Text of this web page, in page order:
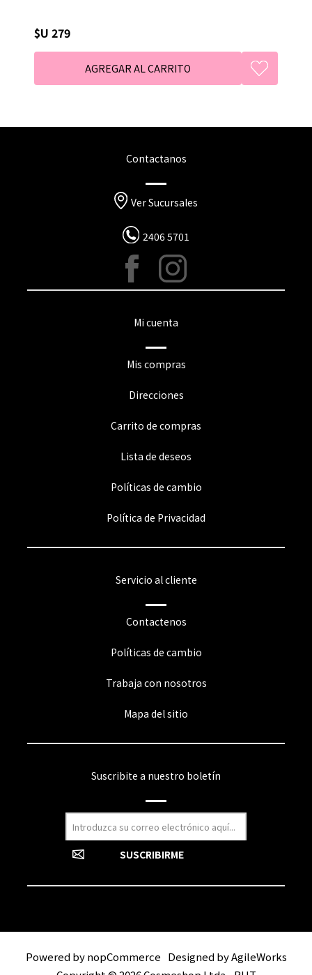
$U 279
Contactanos
Ver Sucursales
2406 5701
Mi cuenta
Mis compras
Direcciones
Carrito de compras
Lista de deseos
Políticas de cambio
Política de Privacidad
Servicio al cliente
Contactenos
Políticas de cambio
Trabaja con nosotros
Mapa del sitio
Suscribite a nuestro boletín
Powered bynopCommerce Designed byAgileWorks